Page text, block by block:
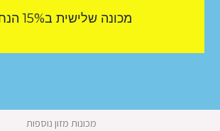
מכונה שלישית ב15% הנחה
מכונות מזון נוספות